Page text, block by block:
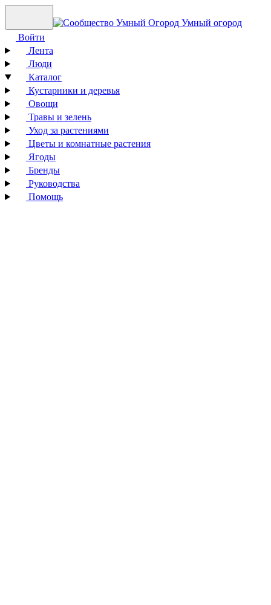
Умный огород
Войти
Лента
Люди
Каталог
Кустарники и деревья
Овощи
Травы и зелень
Уход за растениями
Цветы и комнатные растения
Ягоды
Бренды
Руководства
Помощь